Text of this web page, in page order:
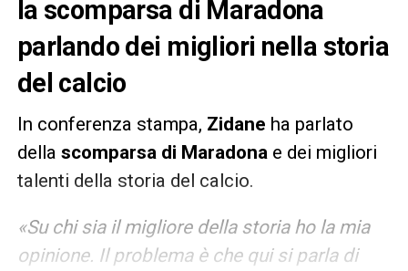
la scomparsa di Maradona
parlando dei migliori nella storia
del calcio
In conferenza stampa, Zidane ha parlato
della scomparsa di Maradona e dei migliori
talenti della storia del calcio.
«Su chi sia il migliore della storia ho la mia
opinione. Il problema è che qui si parla di